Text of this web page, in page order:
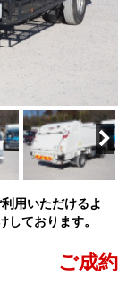
用いただけるよ
しております。
ご成約